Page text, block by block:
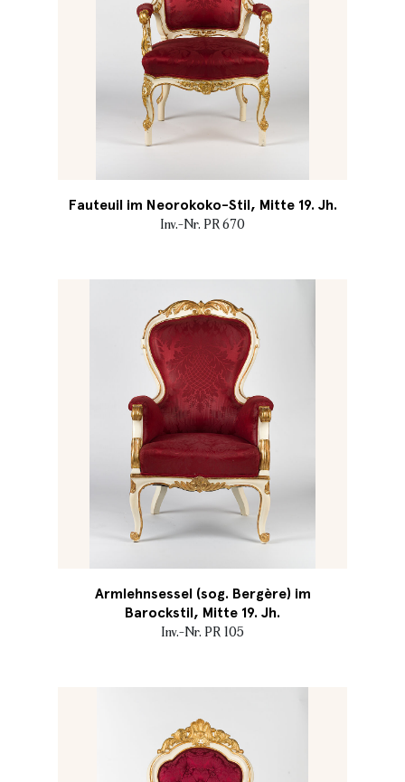
Fauteuil im Neorokoko-Stil, Mitte 19. Jh.
Inv.-Nr. PR 670
Armlehnsessel (sog. Bergère) im
Barockstil, Mitte 19. Jh.
Inv.-Nr. PR 105